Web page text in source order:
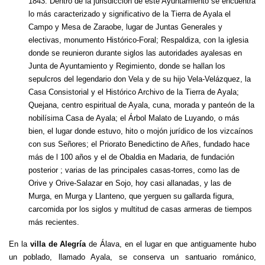
lo más caracterizado y significativo de la Tierra de Ayala el
Campo y Mesa de Zaraobe, lugar de Juntas Generales y
electivas, monumento Histórico-Foral; Respaldiza, con la iglesia
donde se reunieron durante siglos las autoridades ayalesas en
Junta de Ayuntamiento y Regimiento, donde se hallan los
sepulcros del legendario don Vela y de su hijo Vela-Velázquez, la
Casa Consistorial y el Histórico Archivo de la Tierra de Ayala;
Quejana, centro espiritual de Ayala, cuna, morada y panteón de la
nobilísima Casa de Ayala; el Árbol Malato de Luyando, o más
bien, el lugar donde estuvo, hito o mojón jurídico de los vizcaínos
con sus Señores; el Priorato Benedictino de Añes, fundado hace
más de l 100 años y el de Obaldia en Madaria, de fundación
posterior ; varias de las principales casas-torres, como las de
Orive y Orive-Salazar en Sojo, hoy casi allanadas, y las de
Murga, en Murga y Llanteno, que yerguen su gallarda figura,
carcomida por los siglos y multitud de casas armeras de tiempos
más recientes.
En la villa de Alegríade Álava, en el lugar en que antiguamente hubo
un poblado, llamado Ayala, se conserva un santuario románico,